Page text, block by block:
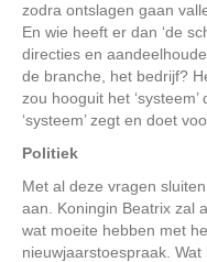
zodra ontslagen gaan
En wie heeft er dan ‘de
directies en
de branche, het bedrijf?
zou hooguit het
‘systeem’ zegt en doet
Politiek
Met al deze vragen
aan. Koningin Beatrix zal
wat moeite hebben met
nieuwjaarstoespraak.